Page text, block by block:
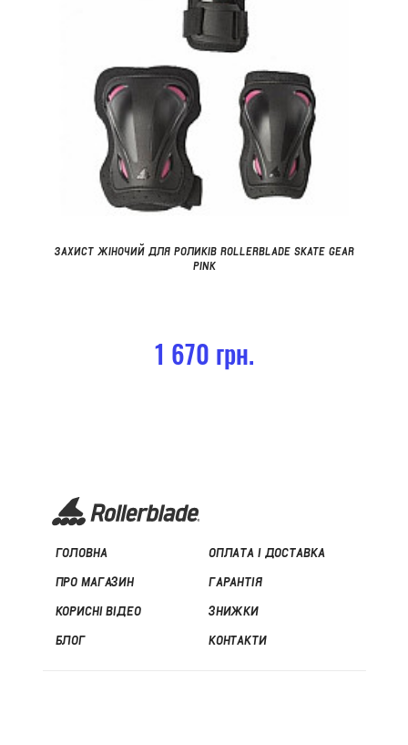
ЗАХИСТ ЖІНОЧИЙ ДЛЯ РОЛИКІВ ROLLERBLADE SKATE GEAR
PINK
1 670 грн.
ГОЛОВНА
ПРО МАГАЗИН
КОРИСНІ ВІДЕО
БЛОГ
ОПЛАТА І ДОСТАВКА
ГАРАНТІЯ
ЗНИЖКИ
КОНТАКТИ